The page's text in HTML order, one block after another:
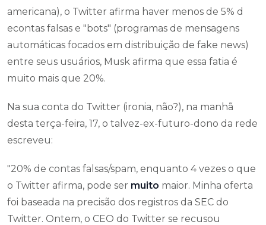
americana), o Twitter afirma haver menos de 5% d
econtas falsas e "bots" (programas de mensagens
automáticas focados em distribuição de fake news)
entre seus usuários, Musk afirma que essa fatia é
muito mais que 20%.
Na sua conta do Twitter (ironia, não?), na manhã
desta terça-feira, 17, o talvez-ex-futuro-dono da rede
escreveu:
"20% de contas falsas/spam, enquanto 4 vezes o que
o Twitter afirma, pode ser muito maior. Minha oferta
foi baseada na precisão dos registros da SEC do
Twitter. Ontem, o CEO do Twitter se recusou